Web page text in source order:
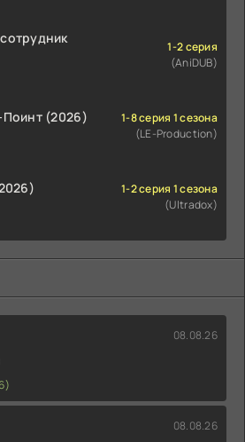
1-2 серия
(AniDUB)
(2026)
1-8 серия 1 сезона
(LE-Production)
1-2 серия 1 сезона
(Ultradox)
08.08.26
08.08.26